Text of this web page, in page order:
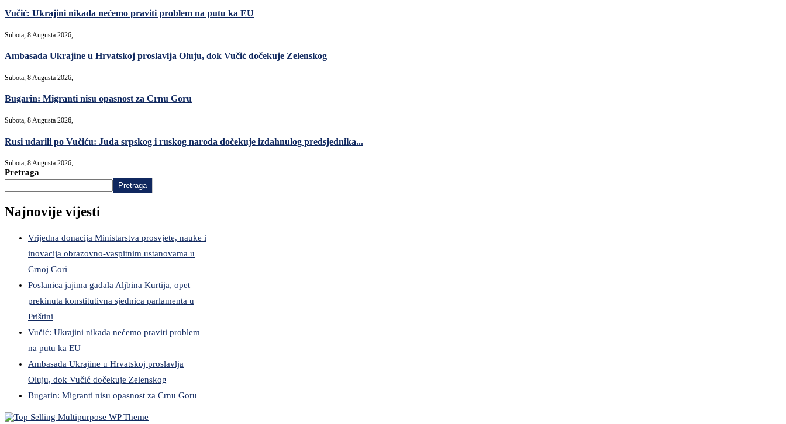
Vučić: Ukrajini nikada nećemo praviti problem na putu ka EU
Subota, 8 Augusta 2026,
Ambasada Ukrajine u Hrvatskoj proslavlja Oluju, dok Vučić dočekuje Zelenskog
Subota, 8 Augusta 2026,
Bugarin: Migranti nisu opasnost za Crnu Goru
Subota, 8 Augusta 2026,
Rusi udarili po Vučiću: Juda srpskog i ruskog naroda dočekuje izdahnulog predsjednika...
Subota, 8 Augusta 2026,
Pretraga
Pretraga
Najnovije vijesti
Vrijedna donacija Ministarstva prosvjete, nauke i
inovacija obrazovno-vaspitnim ustanovama u
Crnoj Gori
Poslanica jajima gađala Aljbina Kurtija, opet
prekinuta konstitutivna sjednica parlamenta u
Prištini
Vučić: Ukrajini nikada nećemo praviti problem
na putu ka EU
Ambasada Ukrajine u Hrvatskoj proslavlja
Oluju, dok Vučić dočekuje Zelenskog
Bugarin: Migranti nisu opasnost za Crnu Goru